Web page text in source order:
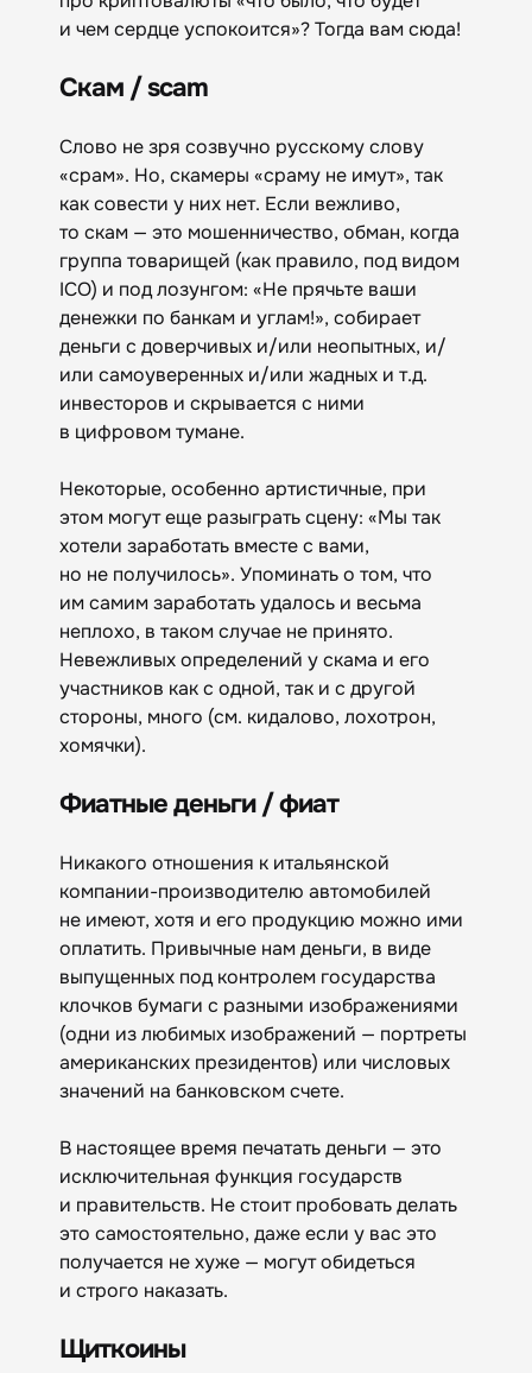
и чем сердце успокоится»? Тогда вам сюда!
Скам / scam
Слово не зря созвучно русскому слову
«срам». Но, скамеры «сраму не имут», так
как совести у них нет. Если вежливо,
то скам — это мошенничество, обман, когда
группа товарищей (как правило, под видом
ICO) и под лозунгом: «Не прячьте ваши
денежки по банкам и углам!», собирает
деньги с доверчивых и/или неопытных, и/
или самоуверенных и/или жадных и т.д.
инвесторов и скрывается с ними
в цифровом тумане.
Некоторые, особенно артистичные, при
этом могут еще разыграть сцену: «Мы так
хотели заработать вместе с вами,
но не получилось». Упоминать о том, что
им самим заработать удалось и весьма
неплохо, в таком случае не принято.
Невежливых определений у скама и его
участников как с одной, так и с другой
стороны, много (см. кидалово, лохотрон,
хомячки).
Фиатные деньги / фиат
Никакого отношения к итальянской
компании-производителю автомобилей
не имеют, хотя и его продукцию можно ими
оплатить. Привычные нам деньги, в виде
выпущенных под контролем государства
клочков бумаги с разными изображениями
(одни из любимых изображений — портреты
американских президентов) или числовых
значений на банковском счете.
В настоящее время печатать деньги — это
исключительная функция государств
и правительств. Не стоит пробовать делать
это самостоятельно, даже если у вас это
получается не хуже — могут обидеться
и строго наказать.
Щиткоины